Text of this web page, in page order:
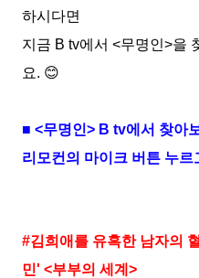
하시다면
지금 B tv에서 <무명인>을
요. 😊
■ <무명인> B tv에서 찾아
리모컨의 마이크 버튼 누
#김희애를 유혹한 남자의
민' <부부의 세계 >